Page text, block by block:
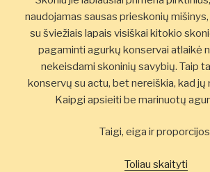
naudojamas sausas prieskonių
su šviežiais lapais visiškai kitokio
pagaminti agurkų konservai atlaikė
nekeisdami skoninių savybių. Taip
konservų su actu, bet nereiškia, kad jų
Kaipgi apsieiti be marinuotų
Taigi, eiga ir
Toliau skaityti